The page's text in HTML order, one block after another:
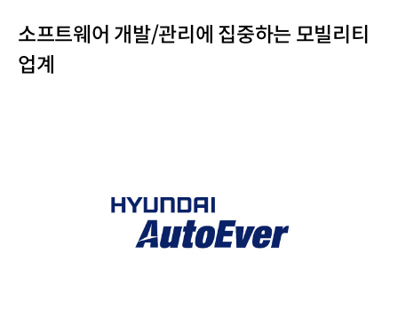
소프트웨어 개발/관리에 집중하는 모빌리티
업계